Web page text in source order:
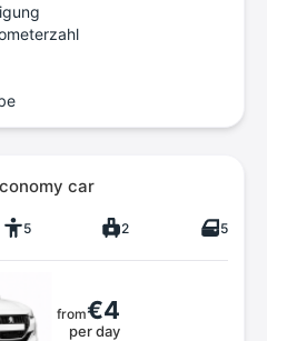
car
5 2 5
from€4
per day